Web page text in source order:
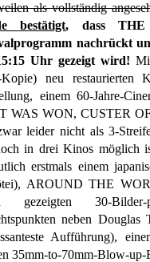
als vollständig
bestätigt, dass THE
nachrückt
Uhr gezeigt wird!
Kopie) neu
einem 60-Jahre-
WAS WON, CUSTER
leider nicht als 3-
in drei Kinos möglich
erstmals einem
AROUND THE
gezeigten 30-Bilder-
neben
Aufführung),
35mm-to-70mm-Blow-